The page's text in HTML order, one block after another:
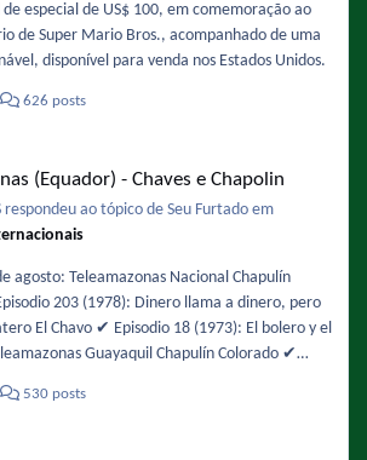
especial de US$ 100, em comemoração ao
de Super Mario Bros., acompanhado de uma
disponível para venda nos Estados Unidos.
626 posts
(Equador) - Chaves e Chapolin
respondeu ao tópico de Seu Furtado em
Nacional Chapulín
El bolero y el
con agua, que aguas con los chapulines! El
530 posts